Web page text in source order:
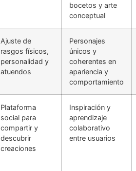
bocetos y arte
conceptual
Ajuste de
rasgos físicos,
personalidad y
atuendos
Personajes
únicos y
coherentes en
apariencia y
comportamiento
Plataforma
social para
compartir y
descubrir
creaciones
Inspiración y
aprendizaje
colaborativo
entre usuarios